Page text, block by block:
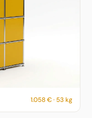
1004 – 1.058 € – 53 kg
1.058 € · 53 kg